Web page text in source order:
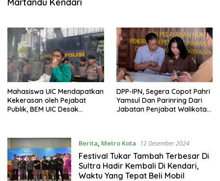
Martandu Kendari
Mahasiswa UIC Mendapatkan
Kekerasan oleh Pejabat
Publik, BEM UIC Desak
DPP-IPN, Segera Copot Pahri
Yamsul Dan Parinring Dari
Jabatan Penjabat Walikota
Berita, Metro Kota 12 Desember 2024
Festival Tukar Tambah Terbesar Di
Sultra Hadir Kembali Di Kendari,
Waktu Yang Tepat Beli Mobil